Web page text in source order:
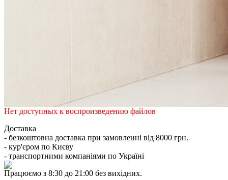
Нет доступных к воспроизведению файлов
Доставка
- безкоштовна доставка при замовленні від 8000 грн.
- кур'єром по Києву
- транспортними компаніями по Україні
Працюємо з 8:30 до 21:00 без вихідних.